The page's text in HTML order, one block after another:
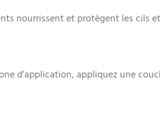
nourrissent et protègent les cils
d’application, appliquez une